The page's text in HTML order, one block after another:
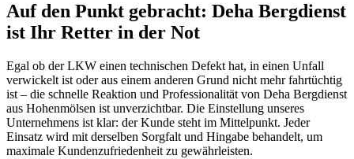
Auf den Punkt gebracht: Deha Bergdienst
ist Ihr Retter in der Not
Egal ob der LKW einen technischen Defekt hat, in einen Unfall
verwickelt ist oder aus einem anderen Grund nicht mehr fahrtüchtig
ist – die schnelle Reaktion und Professionalität von Deha Bergdienst
aus Hohenmölsen ist unverzichtbar. Die Einstellung unseres
Unternehmens ist klar: der Kunde steht im Mittelpunkt. Jeder
Einsatz wird mit derselben Sorgfalt und Hingabe behandelt, um
maximale Kundenzufriedenheit zu gewährleisten.